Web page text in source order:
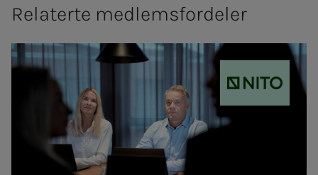
Relaterte medlemsfordeler
NITO